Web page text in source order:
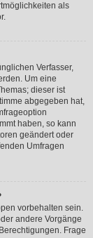
als
Verfasser,
Um eine
dieser ist
abgegeben hat,
haben, so kann
geändert oder
Umfragen
vorbehalten sein.
andere Vorgänge
Frage